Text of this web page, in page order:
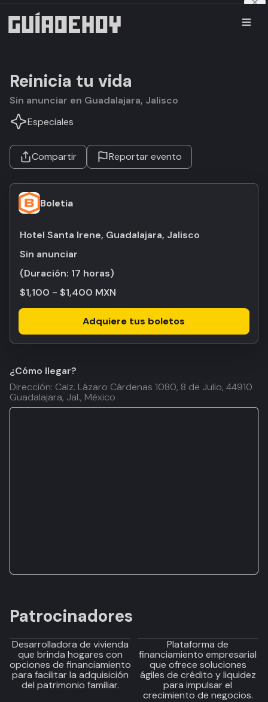
Reinicia tu vida
Sin anunciar en Guadalajara, Jalisco
Especiales
Compartir Reportar evento
Boletia
Hotel Santa Irene, Guadalajara, Jalisco
Sin anunciar
(Duración: 17 horas)
$1,100 - $1,400 MXN
Adquiere tus boletos
¿Cómo llegar?
Dirección: Calz. Lázaro Cárdenas 1080, 8 de Julio, 44910
Guadalajara, Jal., México
Patrocinadores
Desarrolladora de vivienda
que brinda hogares con
opciones de financiamiento
para facilitar la adquisición
del patrimonio familiar.
Plataforma de
financiamiento empresarial
que ofrece soluciones
ágiles de crédito y liquidez
para impulsar el
crecimiento de negocios.